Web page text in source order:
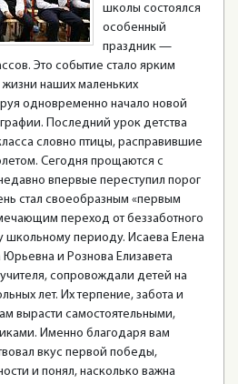
школы состоялся
особенный
праздник —
Это событие стало ярким
жизни наших маленьких
одновременно начало новой
Последний урок детства
словно птицы, расправившие
Сегодня прощаются с
впервые переступил порог
стал своеобразным «первым
переход от беззаботного
школьному периоду. Исаева Елена
и Рознова Елизавета
сопровождали детей на
лет. Их терпение, забота и
вырасти самостоятельными,
Именно благодаря вам
вкус первой победы,
и понял, насколько важна